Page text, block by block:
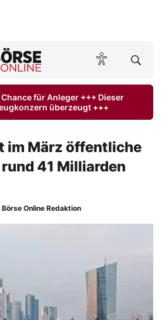
BÖRSE ONLINE lesen
für Anleger +++ Dieser
überzeugt +++
im März öffentliche
41 Milliarden
Börse Online Redaktion